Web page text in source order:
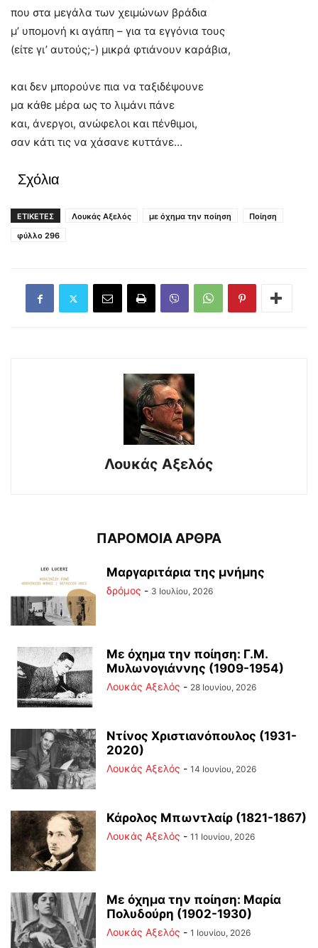
που στα μεγάλα των χειμώνων βράδια
μ’ υπομονή κι αγάπη – για τα εγγόνια τους
(είτε γι’ αυτούς;-) μικρά φτιάνουν καράβια,
και δεν μπορούνε πια να ταξιδέψουνε
μα κάθε μέρα ως το λιμάνι πάνε
και, άνεργοι, ανώφελοι και πένθιμοι,
σαν κάτι τις να χάσανε κυττάνε…
Σχόλια
ΕΤΙΚΕΤΕΣ Λουκάς Αξελός με όχημα την ποίηση
Ποίηση
φύλλο 296
Λουκάς Αξελός
ΠΑΡΟΜΟΙΑ ΑΡΘΡΑ
Μαργαριτάρια της μνήμης
δρόμος - 3 Ιουλίου, 2026
Με όχημα την ποίηση: Γ.Μ.
Μυλωνογιάννης (1909-1954)
Λουκάς Αξελός - 28 Ιουνίου, 2026
Ντίνος Χριστιανόπουλος (1931-
2020)
Λουκάς Αξελός - 14 Ιουνίου, 2026
Κάρολος Μπωντλαίρ (1821-1867)
Λουκάς Αξελός - 11 Ιουνίου, 2026
Με όχημα την ποίηση: Μαρία
Πολυδούρη (1902-1930)
Λουκάς Αξελός - 1 Ιουνίου, 2026